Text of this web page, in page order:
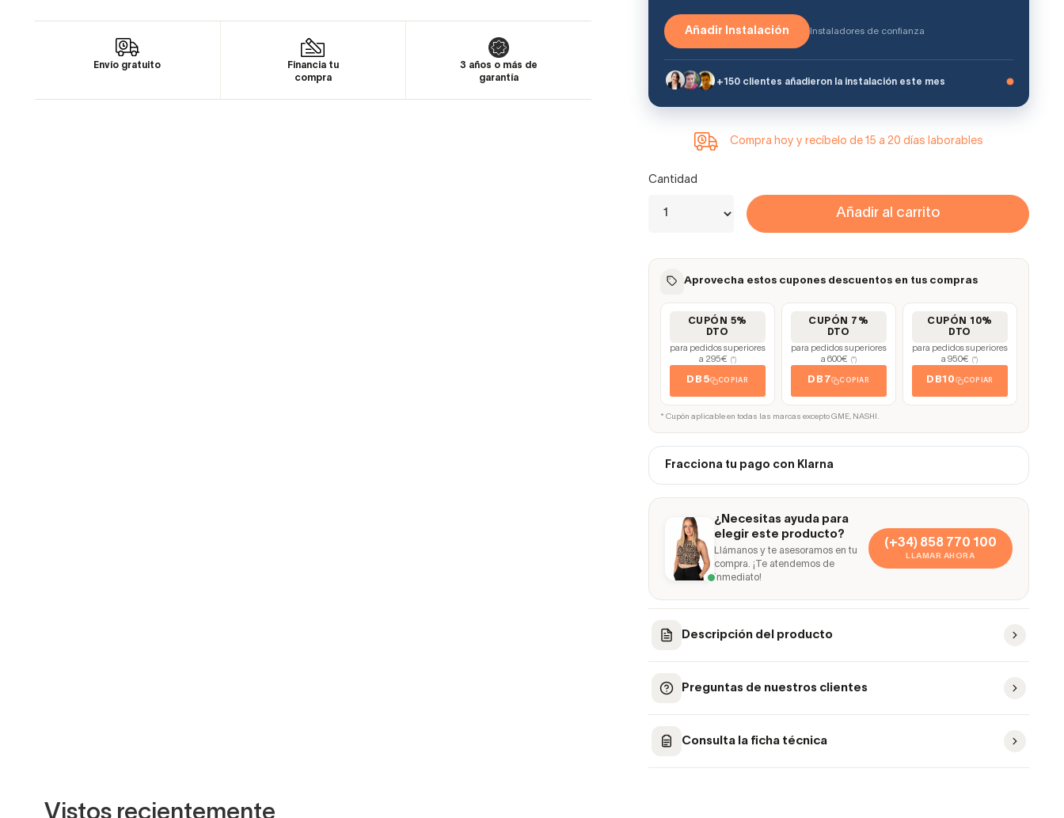
Envío gratuito
Financia tu
compra
3 años o más de
garantía
Añadir Instalación Instaladores de confianza
+150 clientes añadieron la instalación este mes
Compra hoy y recíbelo de 15 a 20 días laborables
Cantidad
Añadir al carrito
Aprovecha estos cupones descuentos en tus compras
CUPÓN 5%
DTO
para pedidos superiores
a 295€
(*)
DB5 COPIAR
CUPÓN 7%
DTO
para pedidos superiores
a 600€
(*)
DB7 COPIAR
CUPÓN 10%
DTO
para pedidos superiores
a 950€
(*)
DB10 COPIAR
* Cupón aplicable en todas las marcas excepto GME, NASHI.
Fracciona tu pago con Klarna
¿Necesitas ayuda para
elegir este producto?
Llámanos y te asesoramos en tu
compra. ¡Te atendemos de
inmediato!
(+34) 858 770 100
LLAMAR AHORA
Descripción del producto
Preguntas de nuestros clientes
Consulta la ficha técnica
Vistos recientemente